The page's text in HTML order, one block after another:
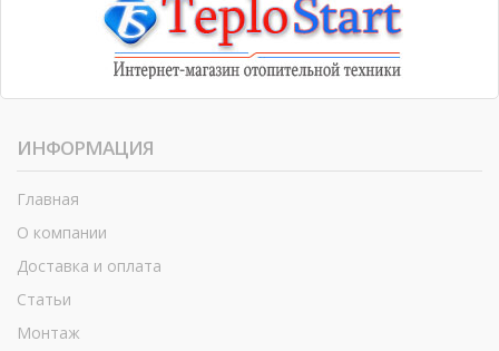
ИНФОРМАЦИЯ
Главная
О компании
Доставка и оплата
Статьи
Монтаж